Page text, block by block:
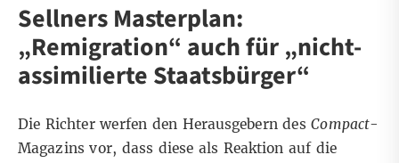
Sellners Masterplan:
„Remigration“ auch für „nicht-
assimilierte Staatsbürger“
Die Richter werfen den Herausgebern desCompact-
Magazins vor, dass diese als Reaktion auf die